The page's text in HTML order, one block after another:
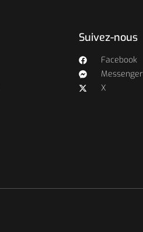
Suivez-nous
Facebook
Messenger
X